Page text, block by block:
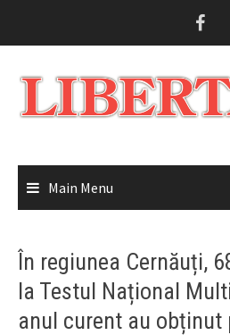
Main Menu
În regiunea Cernăuți,
la Testul Național
anul curent au